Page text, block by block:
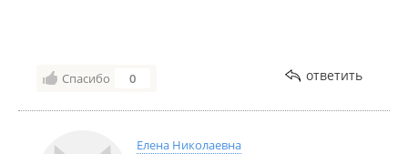
Спасибо 0 ответить
Елена Николаевна